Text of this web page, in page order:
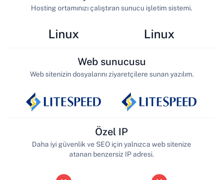
Linux
Hosting ortamınızı çalıştıran sunucu işletim sistemi.
Linux
Web sunucusu
Web sitenizin dosyalarını ziyaretçilere sunan yazılım.
Özel IP
Daha iyi güvenlik ve SEO için yalnızca web sitenize
atanan benzersiz IP adresi.